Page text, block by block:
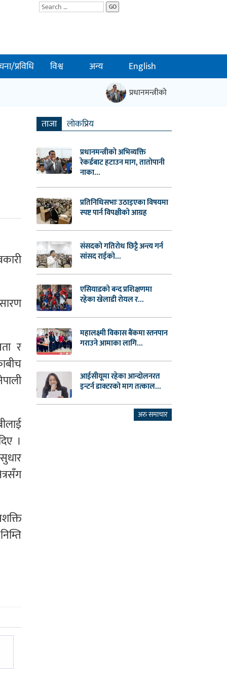
GO
प्रविधि विश्व अन्य English
प्रधानमन्त्रीको अभिव्यक्ति
र
।
ताजा लाेकप्रिय
प्रधानमन्त्रीको अभिव्यक्ति
रेकर्डबाट हटाउन माग, तातोपानी
नाका...
प्रतिनिधिसभाः उठाइएका विषयमा
स्पष्ट पार्न विपक्षीको आग्रह
संसदको गतिरोध छिट्टै अन्त्य गर्न
सांसद राईको...
एसियाडको बन्द प्रशिक्षणमा
रहेका खेलाडी रोयल र...
महालक्ष्मी विकास बैंकमा स्तनपान
गराउने आमाका लागि...
आईसीयूमा रहेका आन्दोलनरत
इन्टर्न डाक्टरको माग तत्काल...
अरु समाचार